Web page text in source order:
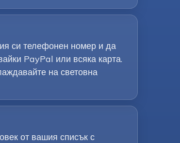
си телефонен номер и да
PayPal или всяка карта.
на световна
от вашия списък с